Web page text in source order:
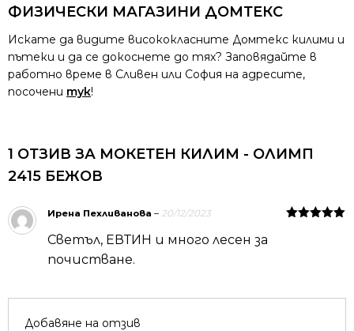
ФИЗИЧЕСКИ МАГАЗИНИ ДОМТЕКС
Искате да видите висококласните Домтекс килими и
пътеки и да се докоснете до тях? Заповядайте в
работно време в Сливен или София на адресите,
посочени тук!
1 ОТЗИВ ЗА МОКЕТЕН КИЛИМ - ОЛИМП
2415 БЕЖОВ
Ирена Пехливанова – 20/12/2023
Светъл, ЕВТИН и много лесен за
почистване.
Добавяне на отзив